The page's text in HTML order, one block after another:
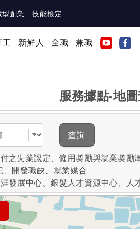
型創業 技能檢定
工 新鮮人 全職 兼職
服務據點-地
查詢
之失業認定、僱用奬勵與就業奬
開發職缺、就業媒合
發展中心、銀髮人才資源中心、人